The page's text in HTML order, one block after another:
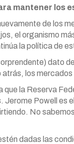
mantener los
de los
el organismo
la política de
dato
los
que la Reserva
Jerome Powell es
No
dadas las